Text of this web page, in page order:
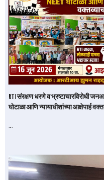
RTI संरक्षण धरणे व भ्रष्टाचारविरोधी
घोटाळा आणि न्यायाधीशांच्या आक्षेपार्ह
…